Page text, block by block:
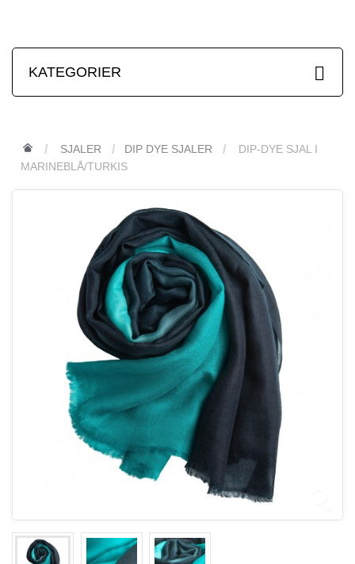
KATEGORIER
SJALER DIP DYE SJALER
DIP-DYE SJAL I
MARINEBLÅ/TURKIS